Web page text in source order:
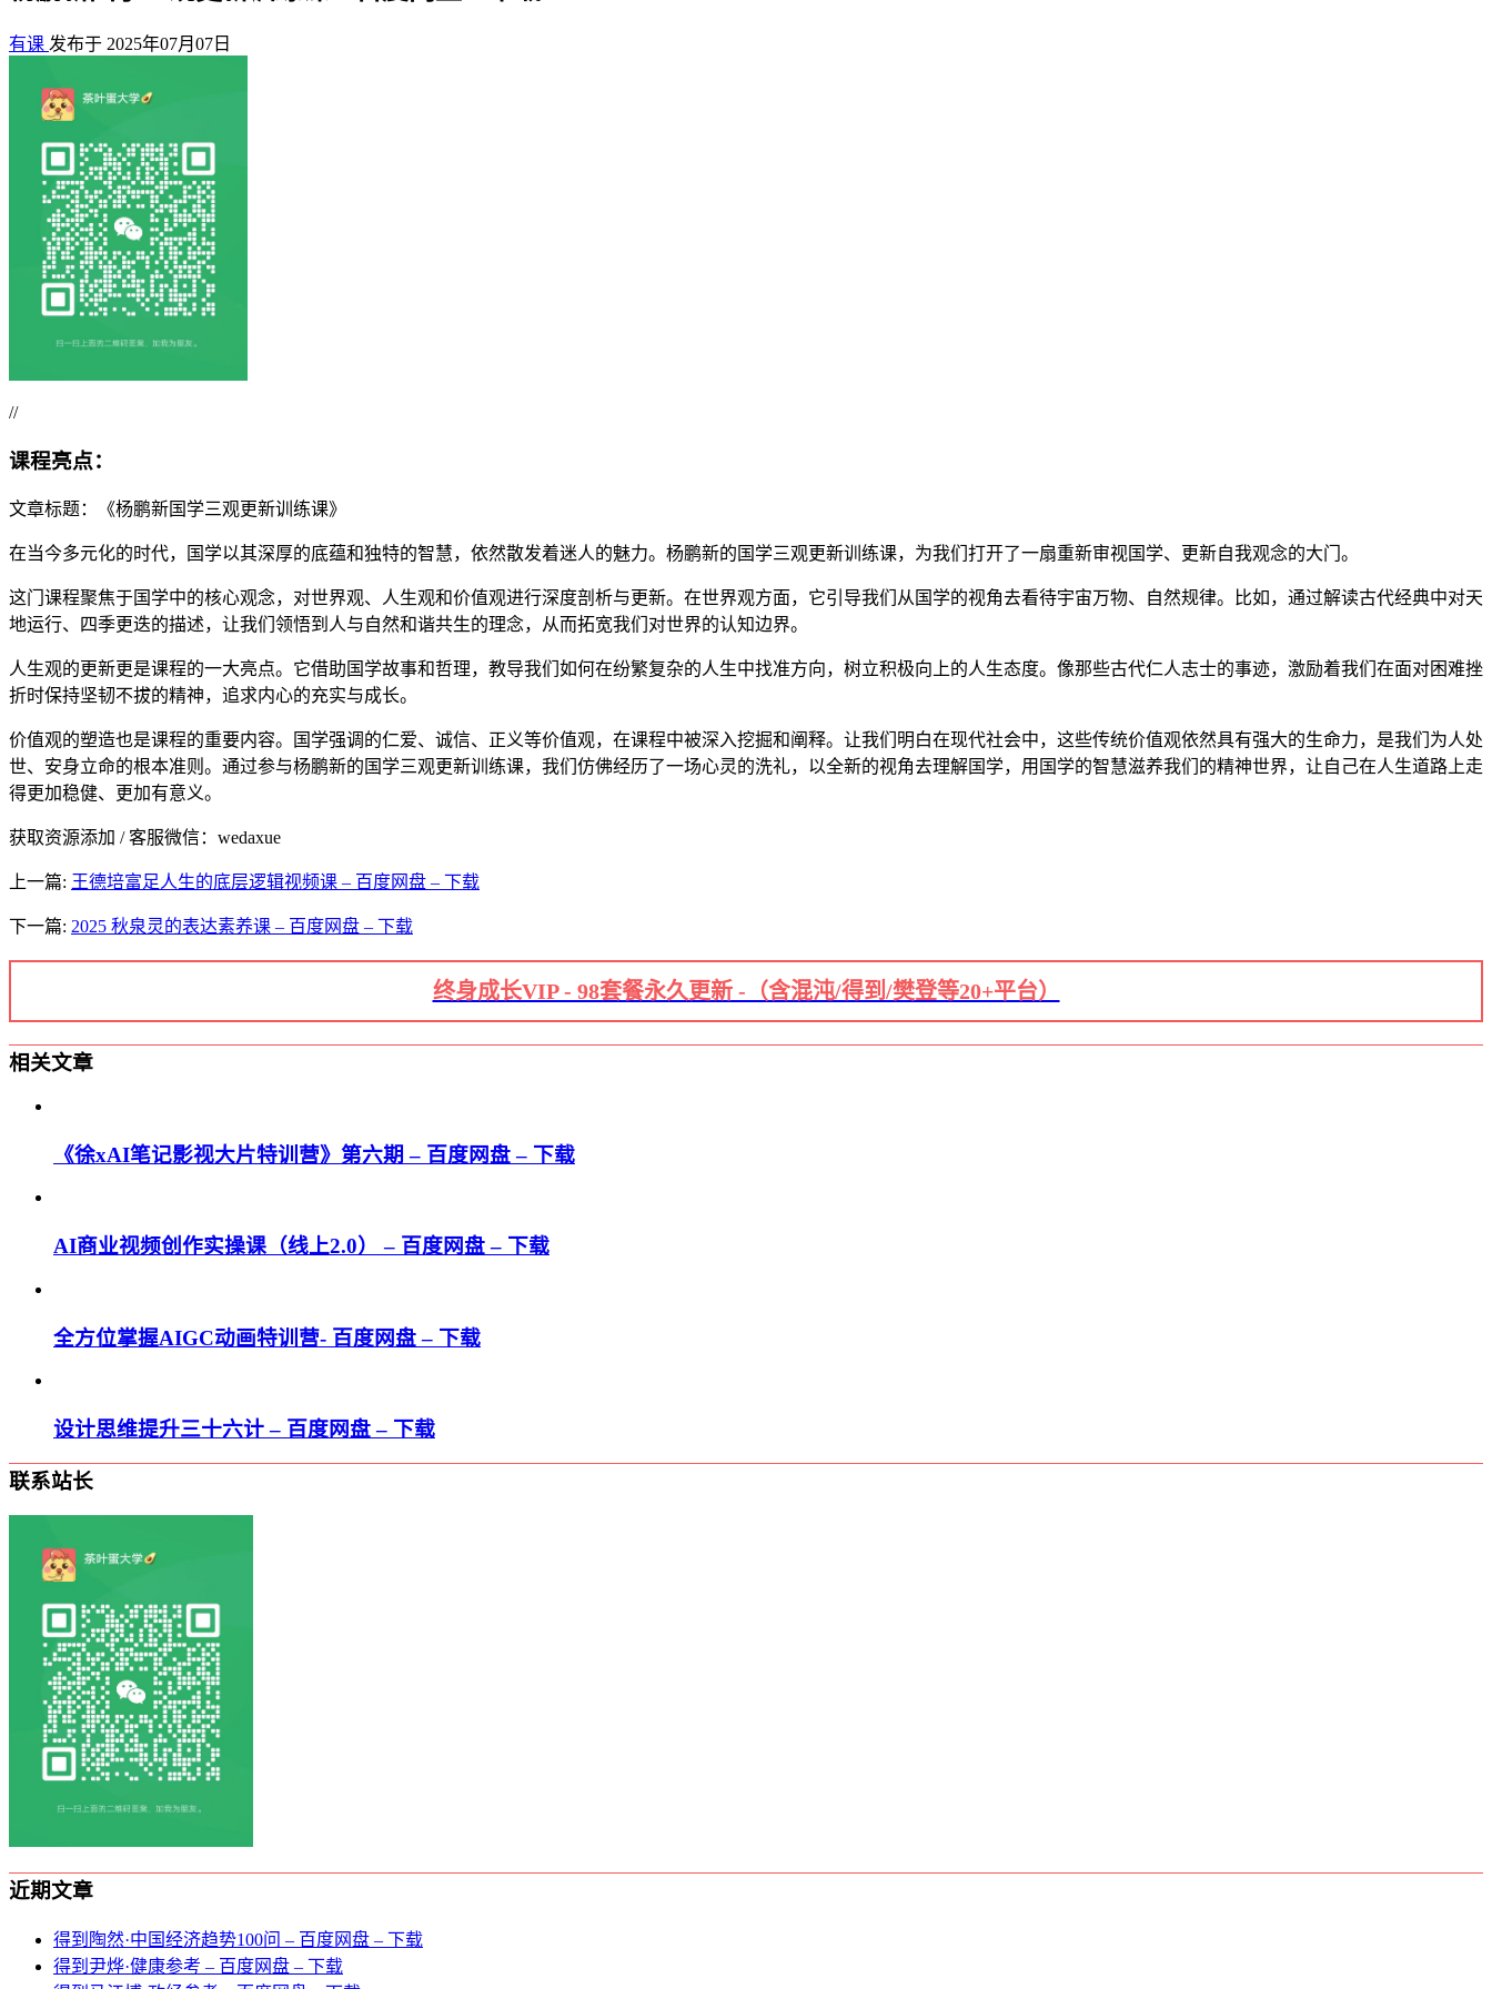
有课 发布于 2025年07月07日
//
课程亮点：
文章标题：《杨鹏新国学三观更新训练课》
在当今多元化的时代，国学以其深厚的底蕴和独特的智慧，依然散发着迷人的魅力。杨鹏新的国学三观更新训练课，为我们打开了一扇重新审视国学、更新自我观念的大门。
这门课程聚焦于国学中的核心观念，对世界观、人生观和价值观进行深度剖析与更新。在世界观方面，它引导我们从国学的视角去看待宇宙万物、自然规律。比如，通过解读古代经典中对天
地运行、四季更迭的描述，让我们领悟到人与自然和谐共生的理念，从而拓宽我们对世界的认知边界。
人生观的更新更是课程的一大亮点。它借助国学故事和哲理，教导我们如何在纷繁复杂的人生中找准方向，树立积极向上的人生态度。像那些古代仁人志士的事迹，激励着我们在面对困难挫
折时保持坚韧不拔的精神，追求内心的充实与成长。
价值观的塑造也是课程的重要内容。国学强调的仁爱、诚信、正义等价值观，在课程中被深入挖掘和阐释。让我们明白在现代社会中，这些传统价值观依然具有强大的生命力，是我们为人处
世、安身立命的根本准则。通过参与杨鹏新的国学三观更新训练课，我们仿佛经历了一场心灵的洗礼，以全新的视角去理解国学，用国学的智慧滋养我们的精神世界，让自己在人生道路上走
得更加稳健、更加有意义。
获取资源添加 / 客服微信：wedaxue
上一篇: 王德培富足人生的底层逻辑视频课 – 百度网盘 – 下载
下一篇: 2025 秋泉灵的表达素养课 – 百度网盘 – 下载
终身成长VIP - 98套餐永久更新 -（含混沌/得到/樊登等20+平台）
相关文章
《徐xAI笔记影视大片特训营》第六期 – 百度网盘 – 下载
AI商业视频创作实操课（线上2.0） – 百度网盘 – 下载
全方位掌握AIGC动画特训营- 百度网盘 – 下载
设计思维提升三十六计 – 百度网盘 – 下载
联系站长
近期文章
得到陶然·中国经济趋势100问 – 百度网盘 – 下载
得到尹烨·健康参考 – 百度网盘 – 下载